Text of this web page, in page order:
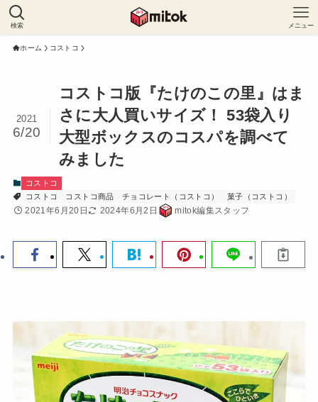
検索 メニュー
ホーム コストコ
コストコ版『たけのこの里』はま
さに大人買いサイズ！ 53袋入り
大型ボックスのコスパを調べて
みました
2021
6/20
コストコ
コストコ
コストコ商品 チョコレート（コストコ） 菓子（コストコ）
2021年6月20日 2024年6月2日 mitok編集スタッフ